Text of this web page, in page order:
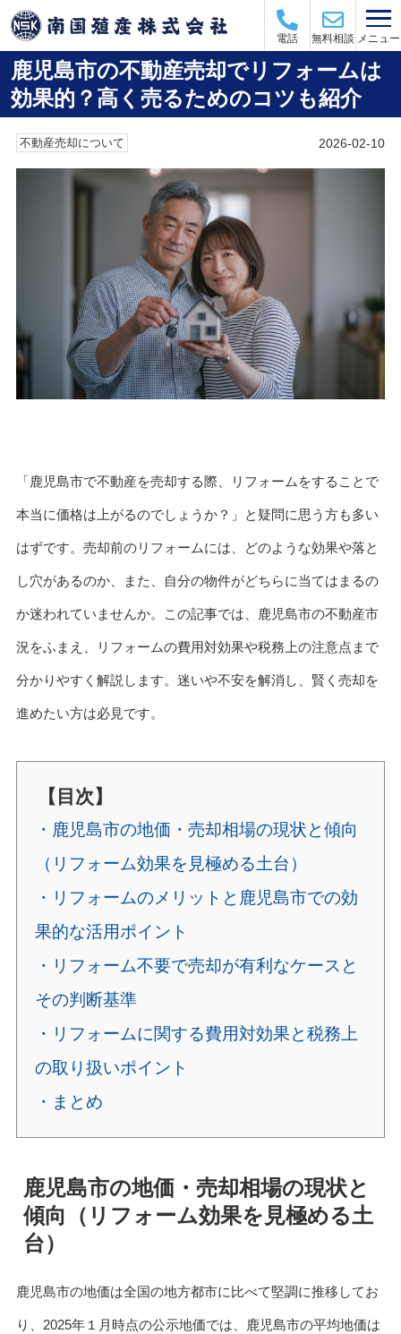
電話 無料相談 メニュー
鹿児島市の不動産売却でリフォームは
効果的？高く売るためのコツも紹介
不動産売却について 2026-02-10
「鹿児島市で不動産を売却する際、リフォームをすることで
本当に価格は上がるのでしょうか？」と疑問に思う方も多い
はずです。売却前のリフォームには、どのような効果や落と
し穴があるのか、また、自分の物件がどちらに当てはまるの
か迷われていませんか。この記事では、鹿児島市の不動産市
況をふまえ、リフォームの費用対効果や税務上の注意点まで
分かりやすく解説します。迷いや不安を解消し、賢く売却を
進めたい方は必見です。
【目次】
・鹿児島市の地価・売却相場の現状と傾向
（リフォーム効果を見極める土台）
・リフォームのメリットと鹿児島市での効
果的な活用ポイント
・リフォーム不要で売却が有利なケースと
その判断基準
・リフォームに関する費用対効果と税務上
の取り扱いポイント
・まとめ
鹿児島市の地価・売却相場の現状と
傾向（リフォーム効果を見極める土
台）
鹿児島市の地価は全国の地方都市に比べて堅調に推移してお
り、2025年１月時点の公示地価では、鹿児島市の平均地価は